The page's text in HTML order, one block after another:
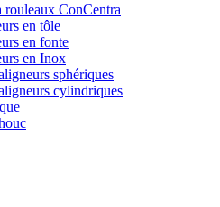
rouleaux ConCentra
en tôle
en fonte
en Inox
sphériques
cylindriques